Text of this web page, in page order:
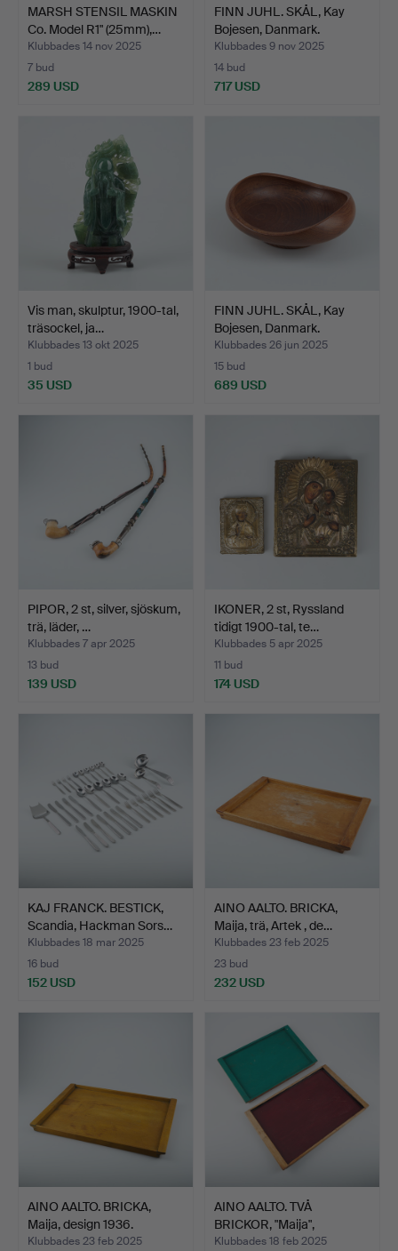
MARSH STENSIL MASKIN
Co. Model R1" (25mm),…
Klubbades 14 nov 2025
7 bud
289 USD
FINN JUHL. SKÅL, Kay
Bojesen, Danmark.
Klubbades 9 nov 2025
14 bud
717 USD
Vis man, skulptur, 1900-tal,
träsockel, ja…
Klubbades 13 okt 2025
1 bud
35 USD
FINN JUHL. SKÅL, Kay
Bojesen, Danmark.
Klubbades 26 jun 2025
15 bud
689 USD
PIPOR, 2 st, silver, sjöskum,
trä, läder, …
Klubbades 7 apr 2025
13 bud
139 USD
IKONER, 2 st, Ryssland
tidigt 1900-tal, te…
Klubbades 5 apr 2025
11 bud
174 USD
KAJ FRANCK. BESTICK,
Scandia, Hackman Sors…
Klubbades 18 mar 2025
16 bud
152 USD
AINO AALTO. BRICKA,
Maija, trä, Artek , de…
Klubbades 23 feb 2025
23 bud
232 USD
AINO AALTO. BRICKA,
Maija, design 1936.
Klubbades 23 feb 2025
AINO AALTO. TVÅ
BRICKOR, "Maija",
designad…
Klubbades 18 feb 2025